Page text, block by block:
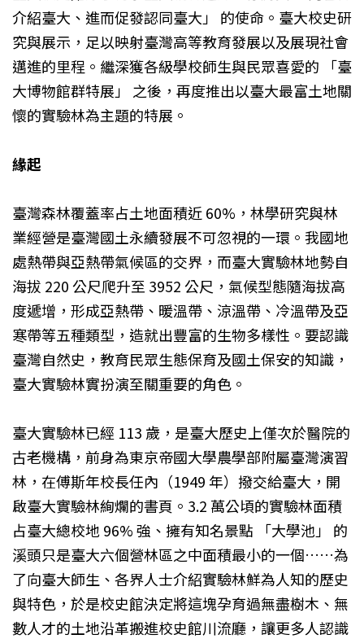
介紹臺大、進而促發認同臺大」 的使命。臺大校史研
究與展示，足以映射臺灣高等教育發展以及展現社會
邁進的里程。繼深獲各級學校師生與民眾喜愛的 「臺
大博物館群特展」 之後，再度推出以臺大最富土地關
懷的實驗林為主題的特展。
緣起
臺灣森林覆蓋率占土地面積近 60%，林學研究與林
業經營是臺灣國土永續發展不可忽視的一環。我國地
處熱帶與亞熱帶氣候區的交界，而臺大實驗林地勢自
海拔 220 公尺爬升至 3952 公尺，氣候型態隨海拔高
度遞增，形成亞熱帶、暖溫帶、涼溫帶、冷溫帶及亞
寒帶等五種類型，造就出豐富的生物多樣性。要認識
臺灣自然史，教育民眾生態保育及國土保安的知識，
臺大實驗林實扮演至關重要的角色。
臺大實驗林已經 113 歲，是臺大歷史上僅次於醫院的
古老機構，前身為東京帝國大學農學部附屬臺灣演習
林，在傅斯年校長任內（1949 年）撥交給臺大，開
啟臺大實驗林絢爛的書頁。3.2 萬公頃的實驗林面積
占臺大總校地 96% 強、擁有知名景點 「大學池」 的
溪頭只是臺大六個營林區之中面積最小的一個……為
了向臺大師生、各界人士介紹實驗林鮮為人知的歷史
與特色，於是校史館決定將這塊孕育過無盡樹木、無
數人才的土地沿革搬進校史館川流廳，讓更多人認識